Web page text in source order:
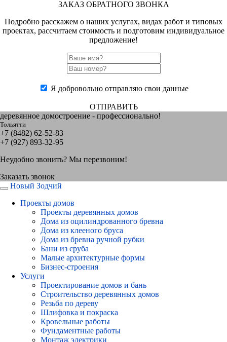
ЗАКАЗ ОБРАТНОГО ЗВОНКА
Подробно расскажем о наших услугах, видах работ и типовых
проектах, рассчитаем стоимость и подготовим индивидуальное
предложение!
Я добровольно отправляю свои данные
ОТПРАВИТЬ
деревянное домостроение - профессионально!
Тольятти
+7 (8482) 62-52-83
+7 (927) 893-32-95
Неудобно звонить? Мы перезвоним!
Заказать звонок
Новый Зодчий
Проекты домов
Проекты деревянных домов
Дома из оцилиндрованного бревна
Дома из клееного бруса
Дома из бревна ручной рубки
Бани из сруба
Малые архитектурные формы
Бизнес-строения
Услуги
Проектирование домов и бань
Строительство деревянных домов
Резьба по дереву
Шлифовка и покраска
Кровельные работы
Фундаментные работы
Монтаж электрики